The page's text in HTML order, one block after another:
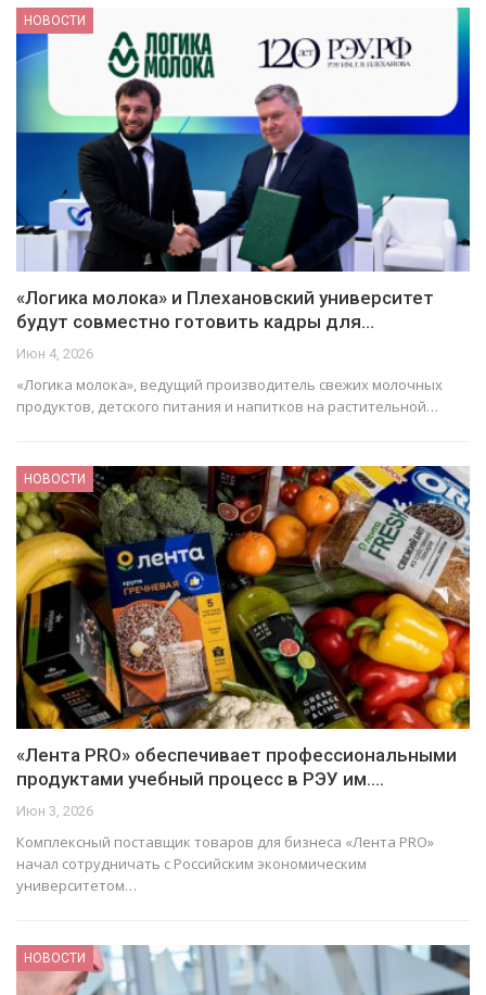
НОВОСТИ
«Логика молока» и Плехановский университет
будут совместно готовить кадры для…
Июн 4, 2026
«Логика молока», ведущий производитель свежих молочных
продуктов, детского питания и напитков на растительной…
НОВОСТИ
«Лента PRO» обеспечивает профессиональными
продуктами учебный процесс в РЭУ им.…
Июн 3, 2026
Комплексный поставщик товаров для бизнеса «Лента PRO»
начал сотрудничать с Российским экономическим
университетом…
НОВОСТИ